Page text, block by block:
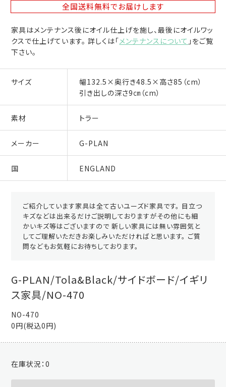
全国送料無料でお届けします
家具はメンテナンス後にオイル仕上げを施し、最後にオイルワッ
クスで仕上げています。 詳しくは「メンテナンスについて 」をご覧
下さい。
サイズ
幅132.5×奥行き48.5×高さ85（cm）
引き出しの深さ9㎝（cm）
素材 トラー
メーカー G-PLAN
国 ENGLAND
ご紹介しています家具は全て古いユーズド家具です。 目立つ
キズなどは出来るだけご説明しておりますがその他にも細
かいキズ等はございますので 新しい家具には無い雰囲気と
してご理解いただきお楽しみいただければと思います。 ご質
問などもお気軽にお待ちしております。
G-PLAN/Tola&Black/サイドボード/イギリ
ス家具/NO-470
NO-470
0円(税込0円)
在庫状況：0